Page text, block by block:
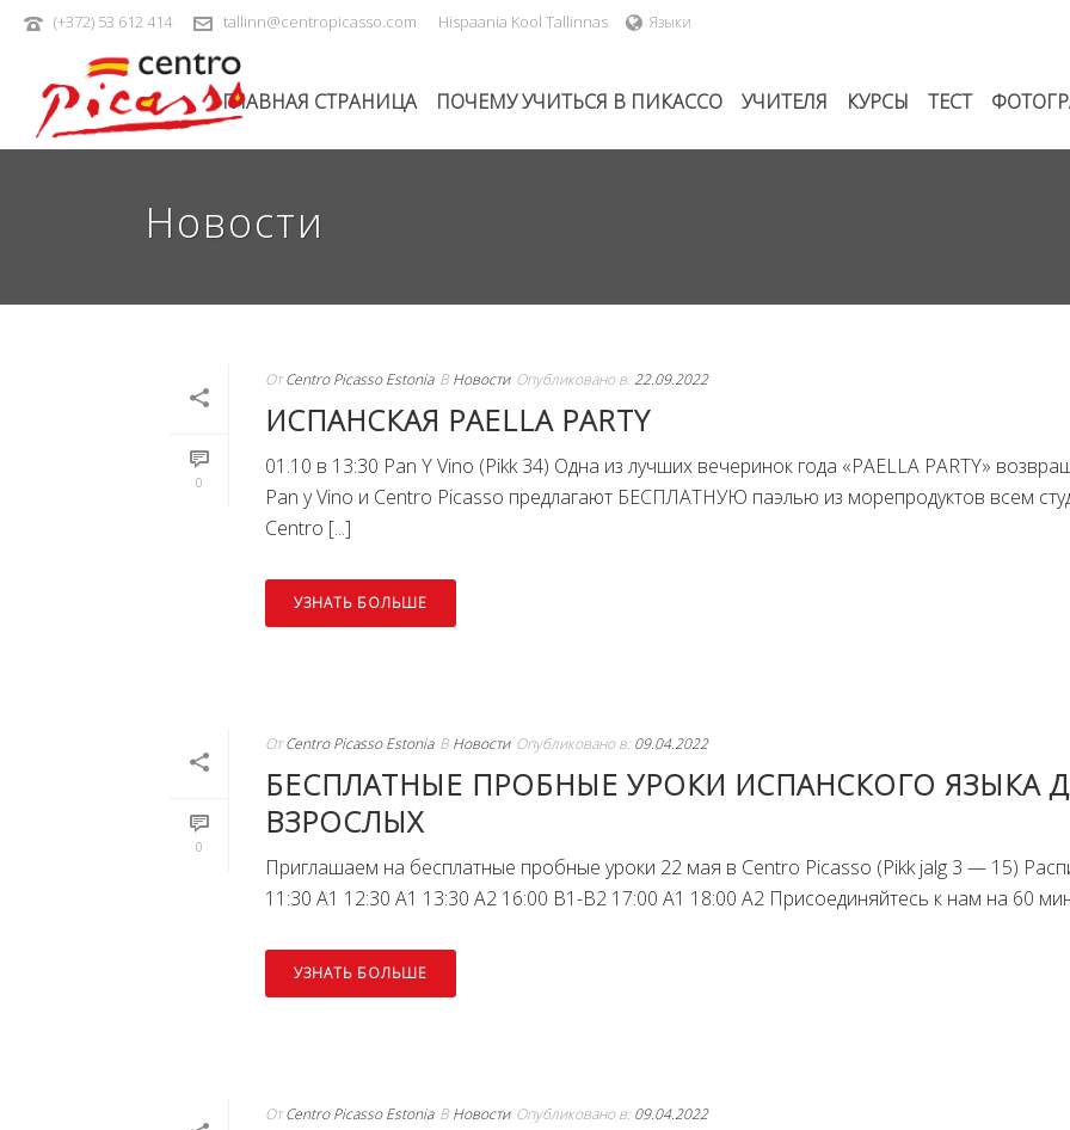
(+372) 53 612 414 tallinn@centropicasso.com Hispaania Kool Tallinnas Языки
ГЛАВНАЯ СТРАНИЦА ПОЧЕМУ УЧИТЬСЯ В ПИКАССО УЧИТЕЛЯ КУРСЫ ТЕСТ
Новости
0
От Centro Picasso Estonia В Новости Опубликовано в:22.09.2022
ИСПАНСКАЯ PAELLA PARTY
01.10 в 13:30 Pan Y Vino (Pikk 34) Одна из лучших вечеринок года «PAELLA PARTY»
Pan y Vino и Centro Picasso предлагают БЕСПЛАТНУЮ паэлью из морепродуктов всем
Centro [...]
УЗНАТЬ БОЛЬШЕ
0
От Centro Picasso Estonia В Новости Опубликовано в: 09.04.2022
БЕСПЛАТНЫЕ ПРОБНЫЕ УРОКИ ИСПАНСКОГО ЯЗЫКА
ВЗРОСЛЫХ
Приглашаем на бесплатные пробные уроки 22 мая в Centro Picasso (Pikk jalg 3 — 15)
11:30 A1 12:30 A1 13:30 A2 16:00 B1-B2 17:00 A1 18:00 A2 Присоединяйтесь к нам на 60
УЗНАТЬ БОЛЬШЕ
От Centro Picasso Estonia В Новости Опубликовано в: 09.04.2022